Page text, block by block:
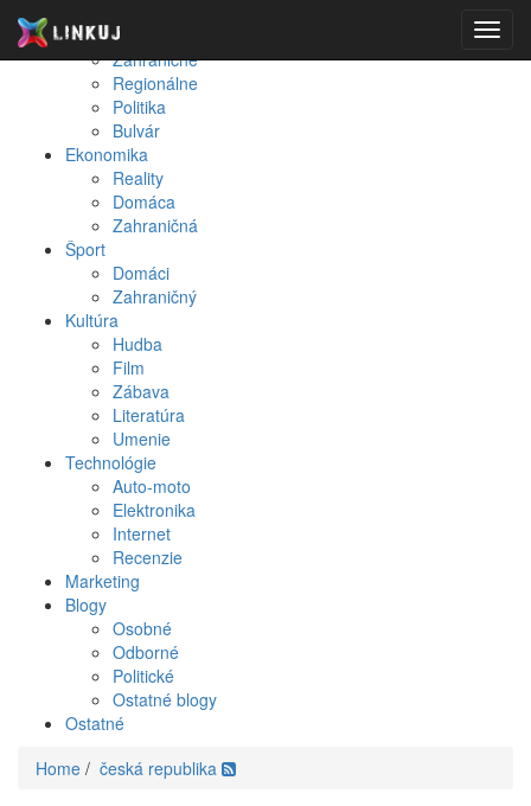
Domáce
Zahraničné
Regionálne
Politika
Bulvár
Ekonomika
Reality
Domáca
Zahraničná
Šport
Domáci
Zahraničný
Kultúra
Hudba
Film
Zábava
Literatúra
Umenie
Technológie
Auto-moto
Elektronika
Internet
Recenzie
Marketing
Blogy
Osobné
Odborné
Politické
Ostatné blogy
Ostatné
Home / česká republika